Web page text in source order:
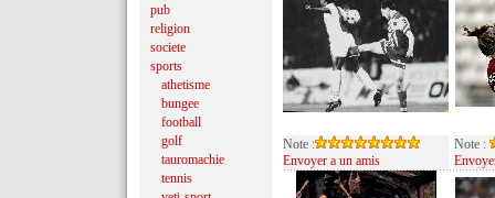
pub
religion
societe
sports
athetisme
bungee
football
golf
tauromachie
tennis
Note :
Envoyer a un amis
Note :